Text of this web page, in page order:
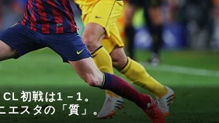
初戦は1－1。
エスタの「質」。